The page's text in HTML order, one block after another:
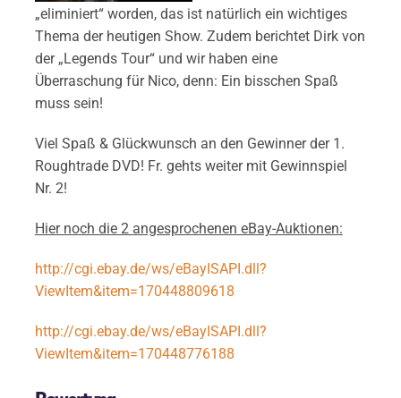
„eliminiert“ worden, das ist natürlich ein wichtiges
Thema der heutigen Show. Zudem berichtet Dirk von
der „Legends Tour“ und wir haben eine
Überraschung für Nico, denn: Ein bisschen Spaß
muss sein!
Viel Spaß & Glückwunsch an den Gewinner der 1.
Roughtrade DVD! Fr. gehts weiter mit Gewinnspiel
Nr. 2!
Hier noch die 2 angesprochenen eBay-Auktionen:
http://cgi.ebay.de/ws/eBayISAPI.dll?
ViewItem&item=170448809618
http://cgi.ebay.de/ws/eBayISAPI.dll?
ViewItem&item=170448776188